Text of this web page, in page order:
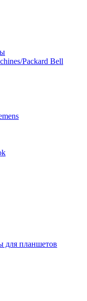
Packard Bell
для планшетов